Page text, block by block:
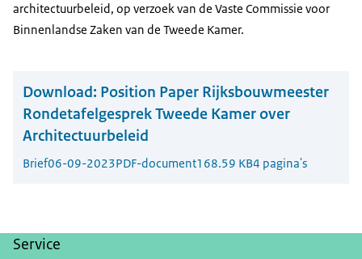
architectuurbeleid, op verzoek van de Vaste Commissie voor
Binnenlandse Zaken van de Tweede Kamer.
Download: Position Paper Rijksbouwmeester
Rondetafelgesprek Tweede Kamer over
Architectuurbeleid
Brief06-09-2023PDF-document168.59 KB4 pagina's
Service